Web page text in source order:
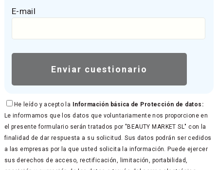
E-mail
He leído y acepto la Información básica de Protección de datos:
Le informamos que los datos que voluntariamente nos proporcione en
el presente formulario serán tratados por "BEAUTY MARKET SL" con la
finalidad de dar respuesta a su solicitud. Sus datos podrán ser cedidos
a las empresas por la que usted solicita la información. Puede ejercer
sus derechos de acceso, rectificación, limitación, portabilidad,